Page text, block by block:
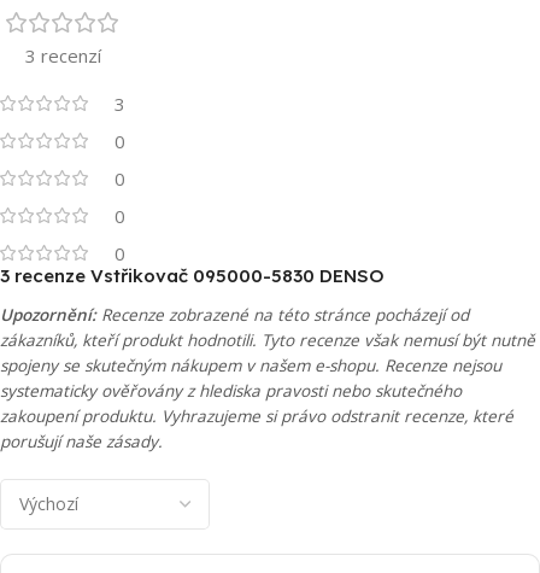
3 recenzí
3
0
0
0
0
3 recenze Vstřikovač 095000-5830 DENSO
Upozornění:Recenze zobrazené na této stránce pocházejí od
zákazníků, kteří produkt hodnotili. Tyto recenze však nemusí být nutně
spojeny se skutečným nákupem v našem e-shopu. Recenze nejsou
systematicky ověřovány z hlediska pravosti nebo skutečného
zakoupení produktu. Vyhrazujeme si právo odstranit recenze, které
porušují naše zásady.